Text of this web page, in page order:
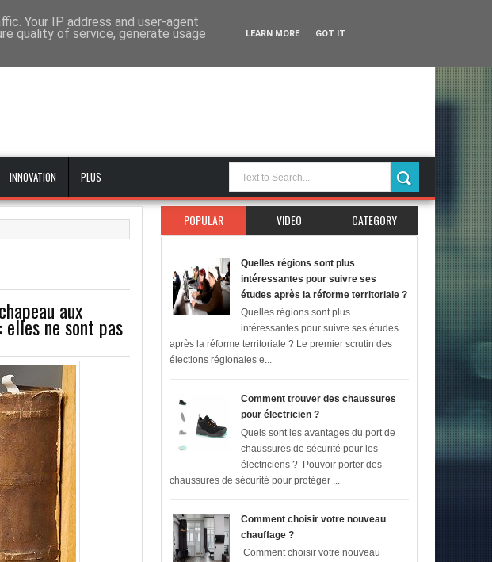
INNOVATION PLUS
aux
ne sont pas
POPULAR VIDEO CATEGORY
Quelles régions sont plus
intéressantes pour suivre ses
études après la réforme territoriale ?
Quelles régions sont plus
intéressantes pour suivre ses études
après la réforme territoriale ? Le premier scrutin des
élections régionales e...
Comment trouver des chaussures
pour électricien ?
Quels sont les avantages du port de
chaussures de sécurité pour les
électriciens ? Pouvoir porter des
chaussures de sécurité pour protéger ...
Comment choisir votre nouveau
chauffage ?
Comment choisir votre nouveau
Your IP address and user-agent
quality of service, generate usage LEARN MORE GOT IT